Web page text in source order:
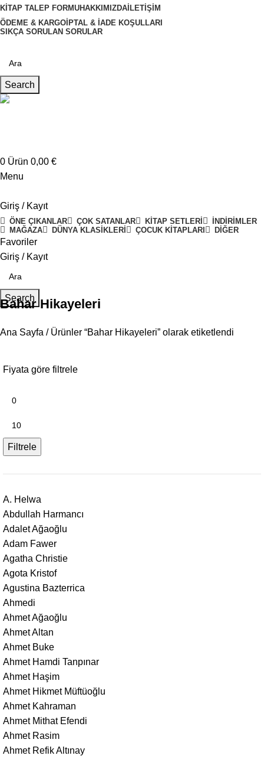
KITAP TALEP FORMUHAKKIMIZDA İLETIŞIM
ÖDEME & KARGO İPTAL & İADE KOŞULLARI
SIKÇA SORULAN SORULAR
Search
0 Ürün 0,00 €
Menu
Giriş / Kayıt
ÖNE ÇIKANLAR ÇOK SATANLAR KITAP SETLERI
İNDIRIMLER
MAĞAZA
DÜNYA KLASIKLERI ÇOCUK KITAPLARI DIĞER
Favoriler
Giriş / Kayıt
Search
Bahar Hikayeleri
Ana Sayfa Ürünler “Bahar Hikayeleri” olarak etiketlendi
Fiyata göre filtrele
Filtrele
A. Helwa
Abdullah Harmancı
Adalet Ağaoğlu
Adam Fawer
Agatha Christie
Agota Kristof
Agustina Bazterrica
Ahmedi
Ahmet Ağaoğlu
Ahmet Altan
Ahmet Buke
Ahmet Hamdi Tanpınar
Ahmet Haşim
Ahmet Hikmet Müftüoğlu
Ahmet Kahraman
Ahmet Mithat Efendi
Ahmet Rasim
Ahmet Refik Altınay